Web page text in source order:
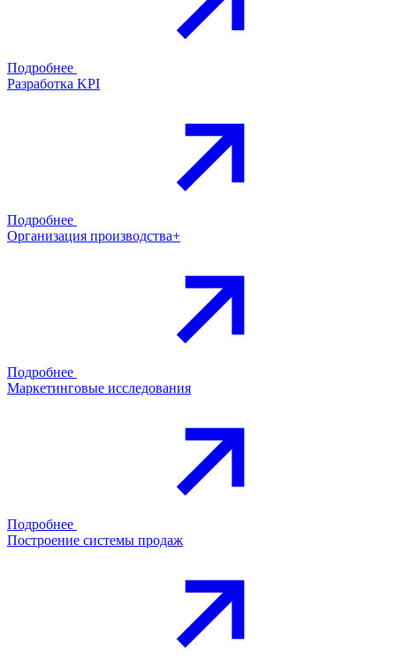
Подробнее
Разработка KPI
Подробнее
Организация производства+
Подробнее
Маркетинговые исследования
Подробнее
Построение системы продаж